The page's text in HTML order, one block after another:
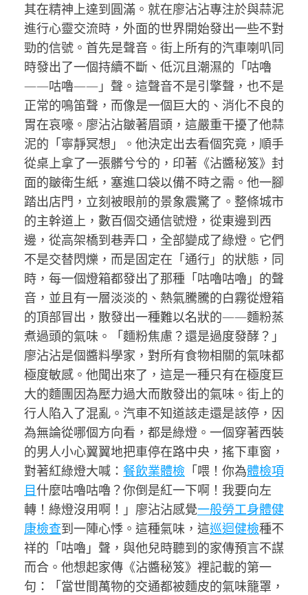
其在精神上達到圓滿。就在廖沾沾專注於與蒜泥
進行心靈交流時，外面的世界開始發出一些不對
勁的信號。首先是聲音。街上所有的汽車喇叭同
時發出了一個持續不斷、低沉且潮濕的「咕嚕
——咕嚕——」聲。這聲音不是引擎聲，也不是
正常的鳴笛聲，而像是一個巨大的、消化不良的
胃在哀嚎。廖沾沾皺著眉頭，這嚴重干擾了他蒜
泥的「寧靜冥想」。他決定出去看個究竟，順手
從桌上拿了一張髒兮兮的，印著《沾醬秘笈》封
面的皺衛生紙，塞進口袋以備不時之需。他一腳
踏出店門，立刻被眼前的景象震驚了。整條城市
的主幹道上，數百個交通信號燈，從東邊到西
邊，從高架橋到巷弄口，全部變成了綠燈。它們
不是交替閃爍，而是固定在「通行」的狀態，同
時，每一個燈箱都發出了那種「咕嚕咕嚕」的聲
音，並且有一層淡淡的、熱氣騰騰的白霧從燈箱
的頂部冒出，散發出一種難以名狀的——麵粉蒸
煮過頭的氣味。「麵粉焦慮？還是過度發酵？」
廖沾沾是個醬料學家，對所有食物相關的氣味都
極度敏感。他聞出來了，這是一種只有在極度巨
大的麵團因為壓力過大而散發出的氣味。街上的
行人陷入了混亂。汽車不知道該走還是該停，因
為無論從哪個方向看，都是綠燈。一個穿著西裝
的男人小心翼翼地把車停在路中央，搖下車窗，
對著紅綠燈大喊： 餐飲業體檢 「喂！你為體檢項
目什麼咕嚕咕嚕？你倒是紅一下啊！我要向左
轉！綠燈沒用啊！」廖沾沾感覺一般勞工身體健
康檢查到一陣心悸。這種氣味，這巡迴健檢種不
祥的「咕嚕」聲，與他兒時聽到的家傳預言不謀
而合。他想起家傳《沾醬秘笈》裡記載的第一
句：「當世間萬物的交通都被麵皮的氣味籠罩，